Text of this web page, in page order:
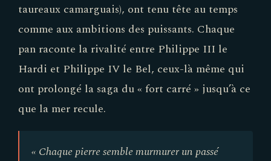
taureaux camarguais), ont tenu tête au temps
comme aux ambitions des puissants. Chaque
pan raconte la rivalité entre Philippe III le
Hardi et Philippe IV le Bel, ceux-là même qui
ont prolongé la saga du « fort carré » jusqu’à ce
que la mer recule.
« Chaque pierre semble murmurer un passé